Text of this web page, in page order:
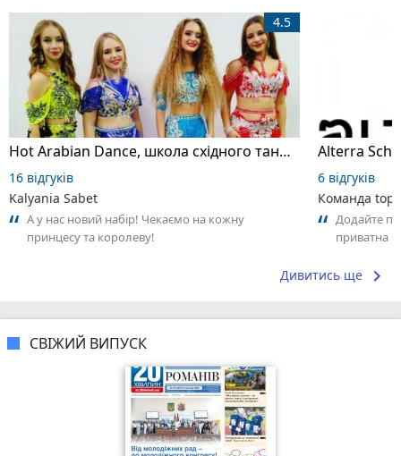
Hot Arabian Dance, школа східного танцю
4.5
16 відгуків
Kalyania Sabet
А у нас новий набір! Чекаємо на кожну
принцесу та королеву!
6 відгуків
Команда
Додайте
приватна
Дивитись ще keyboard_arrow_right
СВІЖИЙ ВИПУСК